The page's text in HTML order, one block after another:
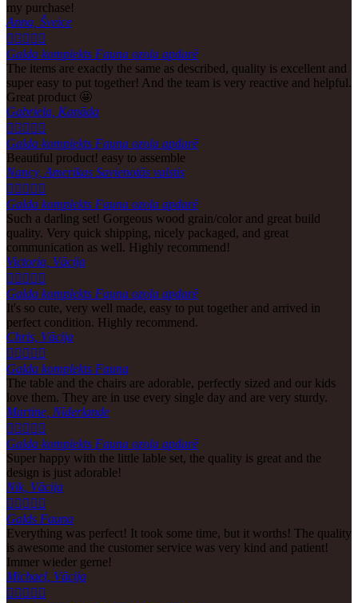
my purchase!
Anna, Šveice
    
Galda komplekts Fauna ozola apdarē
The items are exactly the same as described, quality is excellent and
super easy to put together! And the team is very reactive and helpful.
Great product 🤩
Gabriela, Kanāda
    
Galda komplekts Fauna ozola apdarē
Beautiful product! easy to assemble
Nancy, Amerikas Savienotās valstis
    
Galda komplekts Fauna ozola apdarē
Such a darling set! Gorgeous wood grain/color and great build
quality. Very quick shipping, nicely packaged, and great
communication as well. Highly recommend!
Victoria, Vācija
    
Galda komplekts Fauna ozola apdarē
It's so cute, very well made, easy to put together and arrived in
perfect condition. Highly recommend.
Chris, Vācija
    
Galda komplekts Fauna
The table and the chairs are adorable, perfectly sized and our kids
love them. They are in use every single day and are very sturdy.
Martine, Nīderlande
    
Galda komplekts Fauna ozola apdarē
Super happy with the little lable set, the quality is great and the
design is just adorable!
Nik, Vācija
    
Galds Fauna
Everything was perfect! It took some time, but it worths! The quality
is awesome and the customer service was very kind and patient!
Immer wieder gerne!
Michael, Vācija
    